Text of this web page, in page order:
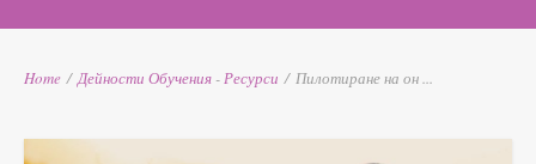
Home / Дейности Обучения - Ресурси / Пилотиране на он ...